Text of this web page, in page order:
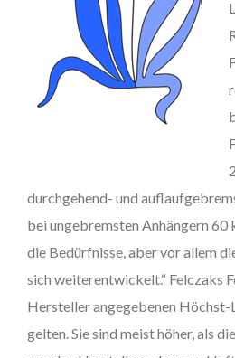
durchgehend- und
bei ungebremsten Anhängern
die Bedürfnisse, aber vor allem
sich weiterentwickelt.“ Felczaks
Hersteller angegebenen
gelten. Sie sind meist höher, als